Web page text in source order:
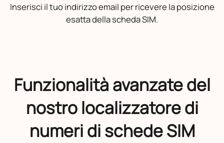
Inserisci il tuo indirizzo email per ricevere la posizione
esatta della scheda SIM.
Funzionalità avanzate del
nostro localizzatore di
numeri di schede SIM